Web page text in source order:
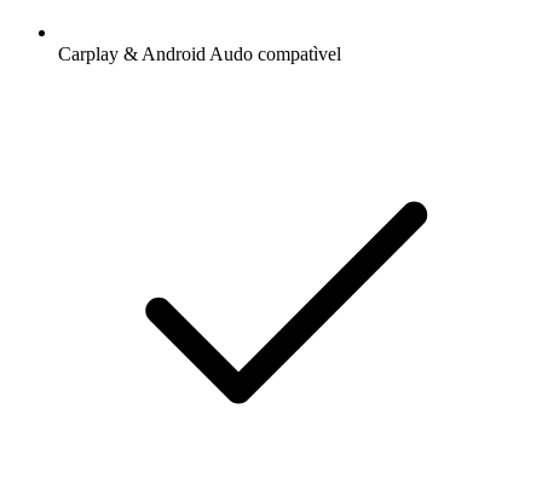
Carplay & Android Audo compatìvel